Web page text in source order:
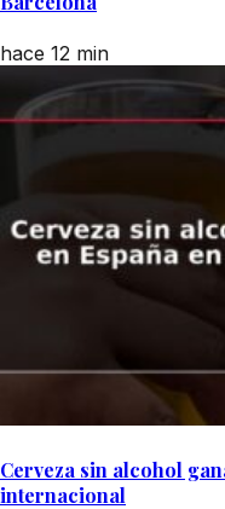
hace 12 min
Cerveza sin alcohol
internacional